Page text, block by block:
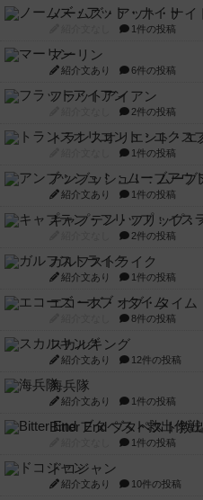
ノームズ・アット・ナイ
1件の投稿
マーリン
紹介文あり 6件の投稿
フラットアイアン
2件の投稿
トランスオリエント・エ
1件の投稿
アンブッシュ！：ムーブ
紹介文あり 1件の投稿
キャプテン・フリップ：
2件の投稿
ガルフストライク
紹介文あり 1件の投稿
エコーズ・オブ・タイム
8件の投稿
スカルキング
紹介文あり 12件の投稿
海兵隊
紹介文あり 1件の投稿
Bitter End ブタペスト救
1件の投稿
ドコジャン
紹介文あり 10件の投稿